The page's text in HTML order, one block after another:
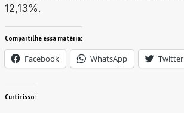
12,13%.
Compartilhe essa matéria:
Facebook WhatsApp Twitter
Curtir isso: